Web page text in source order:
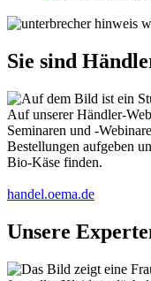
Sie sind
Auf unserer Händler-
Seminaren und -
Bestellungen aufgeben
Bio-Käse finden.
handel.oema.de
Unsere